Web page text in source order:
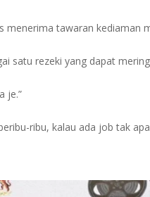
menerima tawaran kediaman
satu rezeki yang dapat
je.”
ribu, kalau ada job tak